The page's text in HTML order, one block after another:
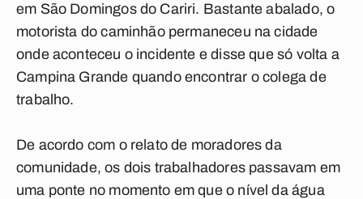
em São Domingos do Cariri. Bastante abalado, o
motorista do caminhão permaneceu na cidade
onde aconteceu o incidente e disse que só volta a
Campina Grande quando encontrar o colega de
trabalho.
De acordo com o relato de moradores da
comunidade, os dois trabalhadores passavam em
uma ponte no momento em que o nível da água